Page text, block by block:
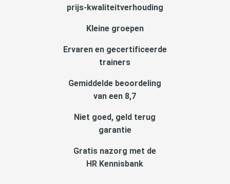
prijs-kwaliteitverhouding
Kleine groepen
Ervaren en gecertificeerde
trainers
Gemiddelde beoordeling
van een 8,7
Niet goed, geld terug
garantie
Gratis nazorg met de
HR Kennisbank